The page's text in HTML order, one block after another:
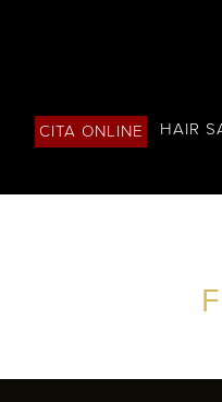
CITA ONLINE HAIR